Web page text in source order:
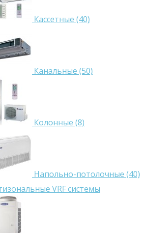
Кассетные (40)
Канальные (50)
Колонные (8)
Напольно-потолочные (40)
VRF системы